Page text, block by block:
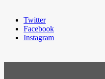
Twitter
Facebook
Instagram